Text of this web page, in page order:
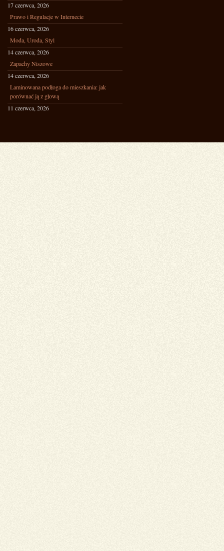
17 czerwca, 2026
Prawo i Regulacje w Internecie
16 czerwca, 2026
Moda, Uroda, Styl
14 czerwca, 2026
Zapachy Niszowe
14 czerwca, 2026
Laminowana podłoga do mieszkania: jak
porównać ją z głową
11 czerwca, 2026